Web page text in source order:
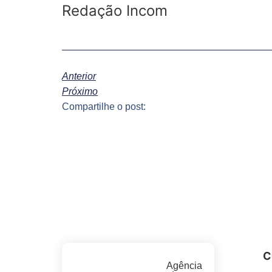
Redação Incom
Anterior
Próximo
Compartilhe o post:
Agência